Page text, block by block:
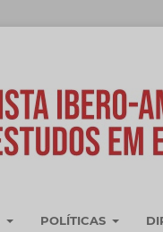
POLÍTICAS